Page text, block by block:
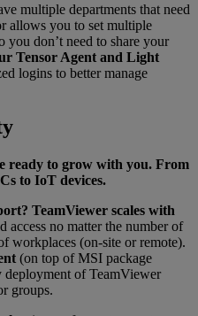
multiple departments that need
allows you to set multiple
you don’t need to share your
Tensor Agent and Light
logins to better manage
ready to grow with you. From
to IoT devices.
TeamViewer scales with
access no matter the number of
workplaces (on-site or remote).
(on top of MSI package
of TeamViewer
groups.